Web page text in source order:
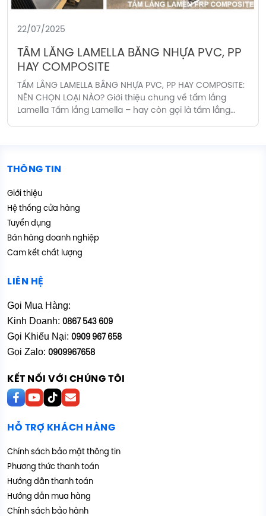
22/07/2025
TẤM LẮNG LAMELLA BẰNG NHỰA PVC, PP
HAY COMPOSITE
TẤM LẮNG LAMELLA BẰNG NHỰA PVC, PP HAY COMPOSITE:
NÊN CHỌN LOẠI NÀO? Giới thiệu chung về tấm lắng
Lamella Tấm lắng Lamella – hay còn gọi là tấm lắng
THÔNG TIN
Giới thiệu
Hệ thống cửa hàng
Tuyển dụng
Bán hàng doanh nghiệp
Cam kết chất lượng
LIÊN HỆ
Gọi Mua Hàng:
Kinh Doanh: 0867 543 609
Gọi Khiếu Nại: 0909 967 658
Gọi Zalo: 0909967658
KẾT NỐI VỚI CHÚNG TÔI
HỖ TRỢ KHÁCH HÀNG
Chính sách bảo mật thông tin
Phương thức thanh toán
Hướng dẫn thanh toán
Hướng dẫn mua hàng
Chính sách bảo hành